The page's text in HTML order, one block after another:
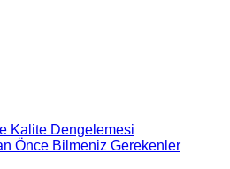
Kalite Dengelemesi
Önce Bilmeniz Gerekenler